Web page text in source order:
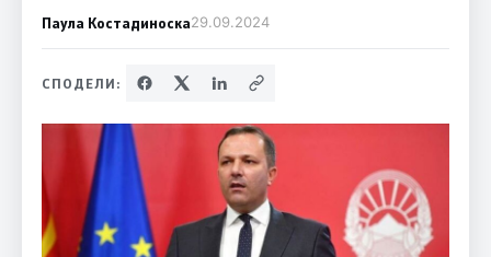
Паула Костадиноска29.09.2024
СПОДЕЛИ: